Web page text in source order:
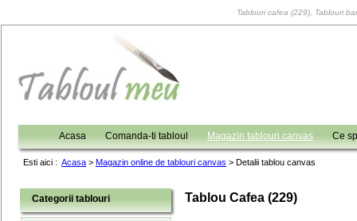
Tablouri cafea (229), Tablouri
Acasa Comanda-ti tabloul Magazin tablouri canvas Ce
Esti aici : Acasa > Magazin online de tablouri canvas > Detalii tablou canvas
Categorii tablouri Tablou Cafea (229)